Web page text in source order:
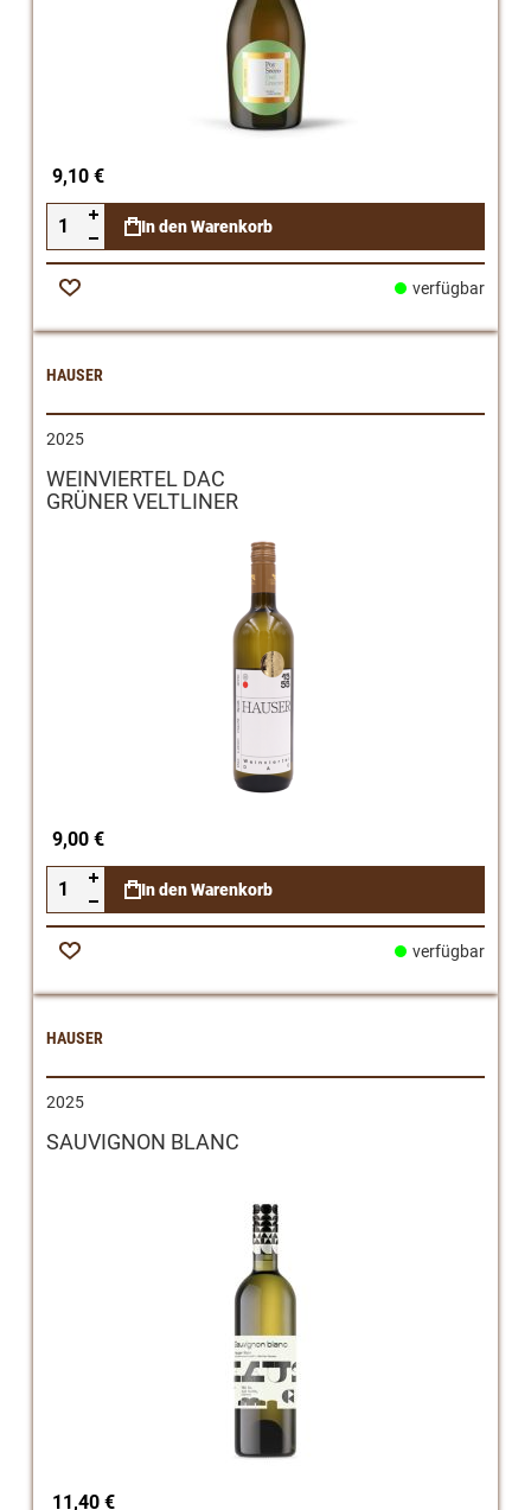
9,10 €
In den Warenkorb
Zur
verfügbar
HAUSER
2025
WEINVIERTEL DAC
GRÜNER VELTLINER
9,00 €
In den Warenkorb
Zur
verfügbar
HAUSER
2025
SAUVIGNON BLANC
11,40 €